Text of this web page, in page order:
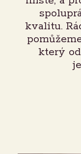
kvalitu.
který